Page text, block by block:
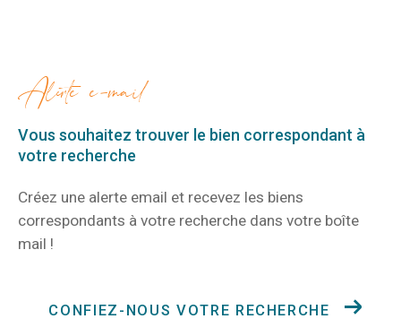
alerte e-mail
Vous souhaitez trouver le bien correspondant à
votre recherche
Créez une alerte email et recevez les biens
correspondants à votre recherche dans votre boîte
mail !
CONFIEZ-NOUS VOTRE RECHERCHE